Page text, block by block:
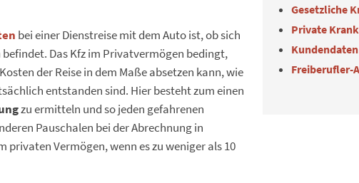
bei einer Dienstreise mit dem Auto ist, ob sich
Das Kfz im Privatvermögen bedingt,
der Reise in dem Maße absetzen kann, wie
entstanden sind. Hier besteht zum einen
zu ermitteln und so jeden gefahrenen
Pauschalen bei der Abrechnung in
privaten Vermögen, wenn es zu weniger als 10
Gesetzliche
Private
Freiberufler-